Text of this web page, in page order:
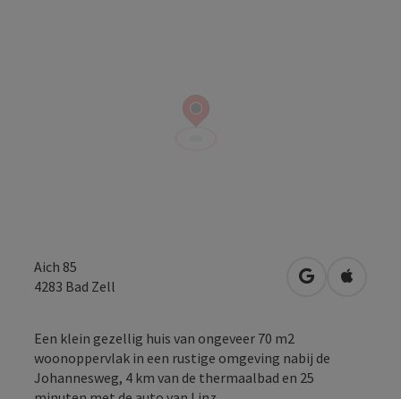
Aich 85
4283 Bad Zell Openen in
Een klein gezellig huis van ongeveer 70 m2
woonoppervlak in een rustige omgeving nabij de
Johannesweg, 4 km van de thermaalbad en 25